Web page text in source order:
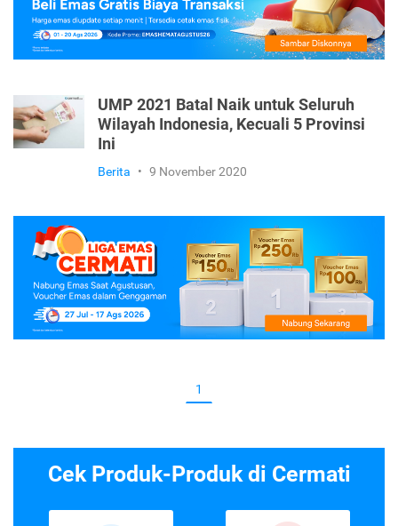
UMP 2021 Batal Naik untuk Seluruh
Wilayah Indonesia, Kecuali 5 Provinsi
Ini
Berita • 9 November 2020
1
Cek Produk-Produk di Cermati